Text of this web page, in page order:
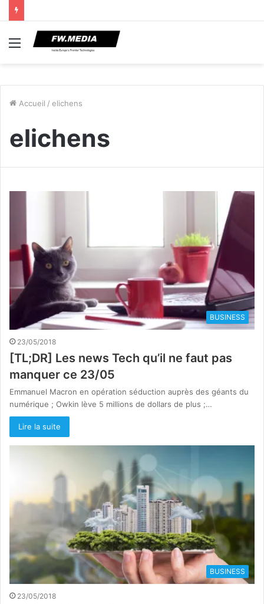
Menu
Accueil / elichens
elichens
BUSINESS
23/05/2018
[TL;DR] Les news Tech qu’il ne faut pas
manquer ce 23/05
Emmanuel Macron en opération séduction auprès des géants du
numérique ; Owkin lève 5 millions de dollars de plus ;…
Lire la suite
BUSINESS
23/05/2018